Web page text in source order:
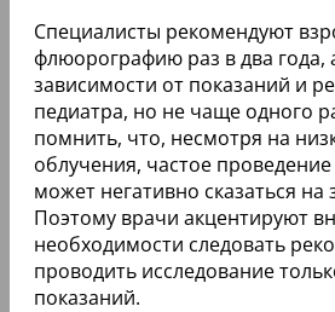
Специалисты рекомендуют
флюорографию раз в два года,
зависимости от показаний и
педиатра, но не чаще одного
помнить, что, несмотря на
облучения, частое
может негативно сказаться на
Поэтому врачи акцентируют
необходимости следовать
проводить исследование
показаний.